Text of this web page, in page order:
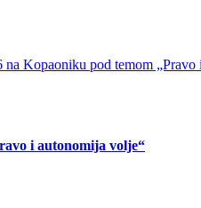
i autonomija volje“